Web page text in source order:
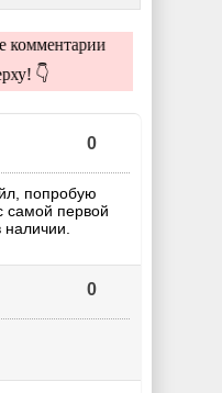
комментарии
👇
0
попробую
самой первой
0